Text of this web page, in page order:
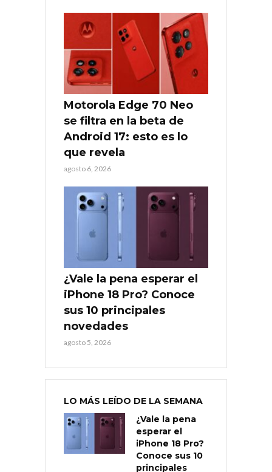
Motorola Edge 70 Neo
se filtra en la beta de
Android 17: esto es lo
que revela
agosto 6, 2026
¿Vale la pena esperar el
iPhone 18 Pro? Conoce
sus 10 principales
novedades
agosto 5, 2026
LO MÁS LEÍDO DE LA SEMANA
¿Vale la pena
esperar el
iPhone 18 Pro?
Conoce sus 10
principales